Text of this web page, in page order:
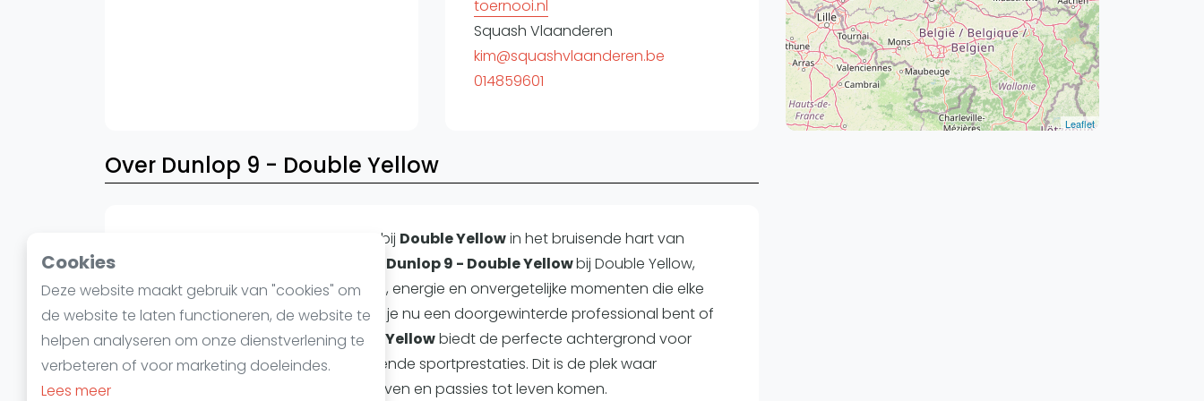
Cookies
Deze website maakt gebruik van "cookies" om
de website te laten functioneren, de website te
helpen analyseren om onze dienstverlening te
verbeteren of voor marketing doeleindes.
Lees meer
toernooi.nl
Squash Vlaanderen
kim@squashvlaanderen.be
014859601
Leaflet
Over Dunlop 9 - Double Yellow
bij Double Yellowin het bruisende hart van
Dunlop 9 - Double Yellowbij Double Yellow,
staat garant voor een dag vol actie, energie en onvergetelijke momenten die elke
squashliefhebber zal waarderen. Of je nu een doorgewinterde professional bent of
een enthousiaste beginner,Double Yellowbiedt de perfecte achtergrond voor
adembenemende rallies en inspirerende sportprestaties. Dit is de plek waar
squashgeschiedenis wordt geschreven en passies tot leven komen.